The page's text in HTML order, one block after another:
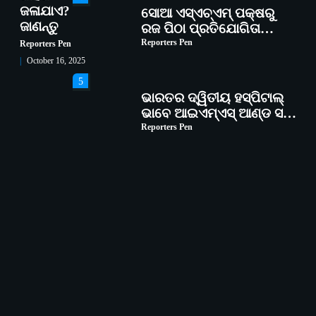
ଜଳାଯାଏ?
ଜାଣନ୍ତୁ
Reporters Pen
October 16, 2025
ସୋଆ ଏସ୍‌ଏଚ୍‌ଏମ୍ ପକ୍ଷରୁ
ରଜ ପିଠା ପ୍ରତିଯୋଗିତା
ଆୟୋଜିତ
Reporters Pen
5
ଭାରତର ଦ୍ୱିତୀୟ ହସ୍ପିଟାଲ୍
ଭାବେ ଆଇଏମ୍‌ଏସ୍ ଆଣ୍ଡ ସମ
ହସ୍ପିଟାଲ୍‌ରେ ଅତ୍ୟାଧୁନିକ
Reporters Pen